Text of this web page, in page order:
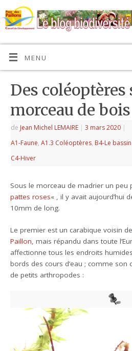
MENU
Des coléoptères
morceau de bois
de Jean Michel LEMAIRE | 3 mars 2020 |
A1-Faune,A1.3 Coléoptères, B4-Le
C4-Hiver
Sous le morceau de madrier un
pattes roses« , il y avait aujourd’hui
10mm de long.
Le premier est un carabique voisin
Paillon , mais répandu dans toute
affectionne tous les endroits
bords des cours d’eau ; comme son
de petits arthropodes :